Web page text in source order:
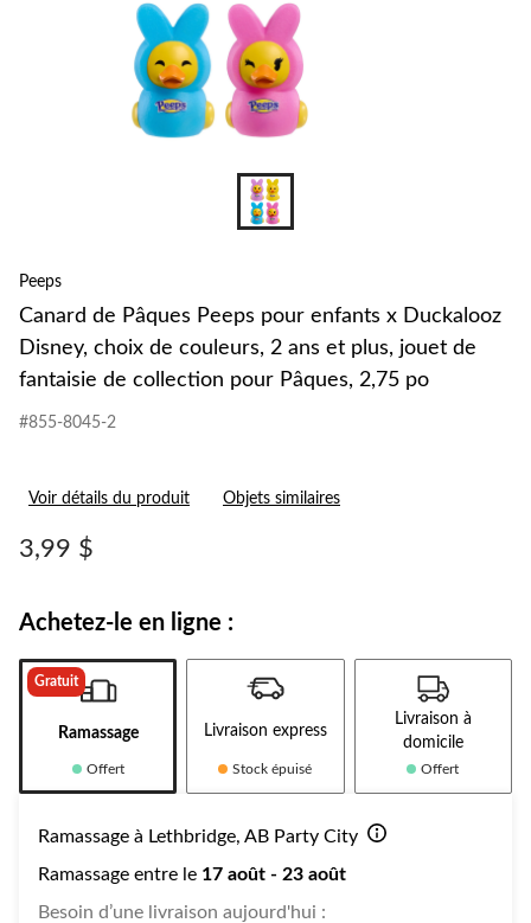
Peeps
Canard de Pâques Peeps pour enfants x Duckalooz
Disney, choix de couleurs, 2 ans et plus, jouet de
fantaisie de collection pour Pâques, 2,75 po
#855-8045-2
Voir détails du produit Objets similaires
3,99 $
Achetez-le en ligne :
Gratuit
Ramassage
Offert
Livraison express
Stock épuisé
Livraison à
domicile
Offert
Ramassage à Lethbridge, AB Party City
Ramassage entre le 17 août - 23 août
Besoin d’une livraison aujourd'hui :